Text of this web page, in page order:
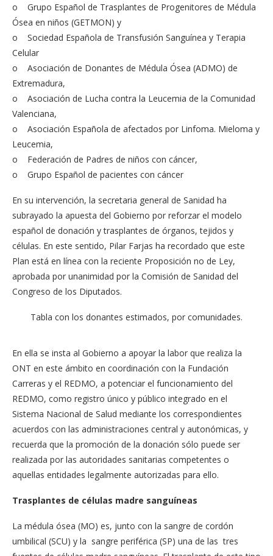
o Grupo Español de Trasplantes de Progenitores de Médula
Ósea en niños (GETMON) y
o Sociedad Española de Transfusión Sanguínea y Terapia
Celular
o Asociación de Donantes de Médula Ósea (ADMO) de
Extremadura,
o Asociación de Lucha contra la Leucemia de la Comunidad
Valenciana,
o Asociación Española de afectados por Linfoma. Mieloma y
Leucemia,
o Federación de Padres de niños con cáncer,
o Grupo Español de pacientes con cáncer
En su intervención, la secretaria general de Sanidad ha
subrayado la apuesta del Gobierno por reforzar el modelo
español de donación y trasplantes de órganos, tejidos y
células. En este sentido, Pilar Farjas ha recordado que este
Plan está en línea con la reciente Proposición no de Ley,
aprobada por unanimidad por la Comisión de Sanidad del
Congreso de los Diputados.
Tabla con los donantes estimados, por comunidades.
En ella se insta al Gobierno a apoyar la labor que realiza la
ONT en este ámbito en coordinación con la Fundación
Carreras y el REDMO, a potenciar el funcionamiento del
REDMO, como registro único y público integrado en el
Sistema Nacional de Salud mediante los correspondientes
acuerdos con las administraciones central y autonómicas, y
recuerda que la promoción de la donación sólo puede ser
realizada por las autoridades sanitarias competentes o
aquellas entidades legalmente autorizadas para ello.
Trasplantes de células madre sanguíneas
La médula ósea (MO) es, junto con la sangre de cordón
umbilical (SCU) y la sangre periférica (SP) una de las tres